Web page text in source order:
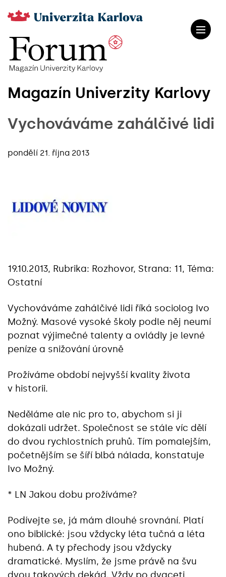
Magazín Univerzity Karlovy
Vychováváme zahálčivé lidi
pondělí 21. října 2013
19.10.2013, Rubrika: Rozhovor, Strana: 11, Téma:
Ostatní
Vychováváme zahálčivé lidi říká sociolog Ivo
Možný. Masové vysoké školy podle něj neumí
poznat výjimečné talenty a ovládly je levné
peníze a snižování úrovně
Prožíváme období nejvyšší kvality života
v historii.
Neděláme ale nic pro to, abychom si ji
dokázali udržet. Společnost se stále víc dělí
do dvou rychlostních pruhů. Tím pomalejším,
početnějším se šíří blbá nálada, konstatuje
Ivo Možný.
* LN Jakou dobu prožíváme?
Podívejte se, já mám dlouhé srovnání. Platí
ono biblické: jsou vždycky léta tučná a léta
hubená. A ty přechody jsou vždycky
dramatické. Myslím, že jsme právě na švu